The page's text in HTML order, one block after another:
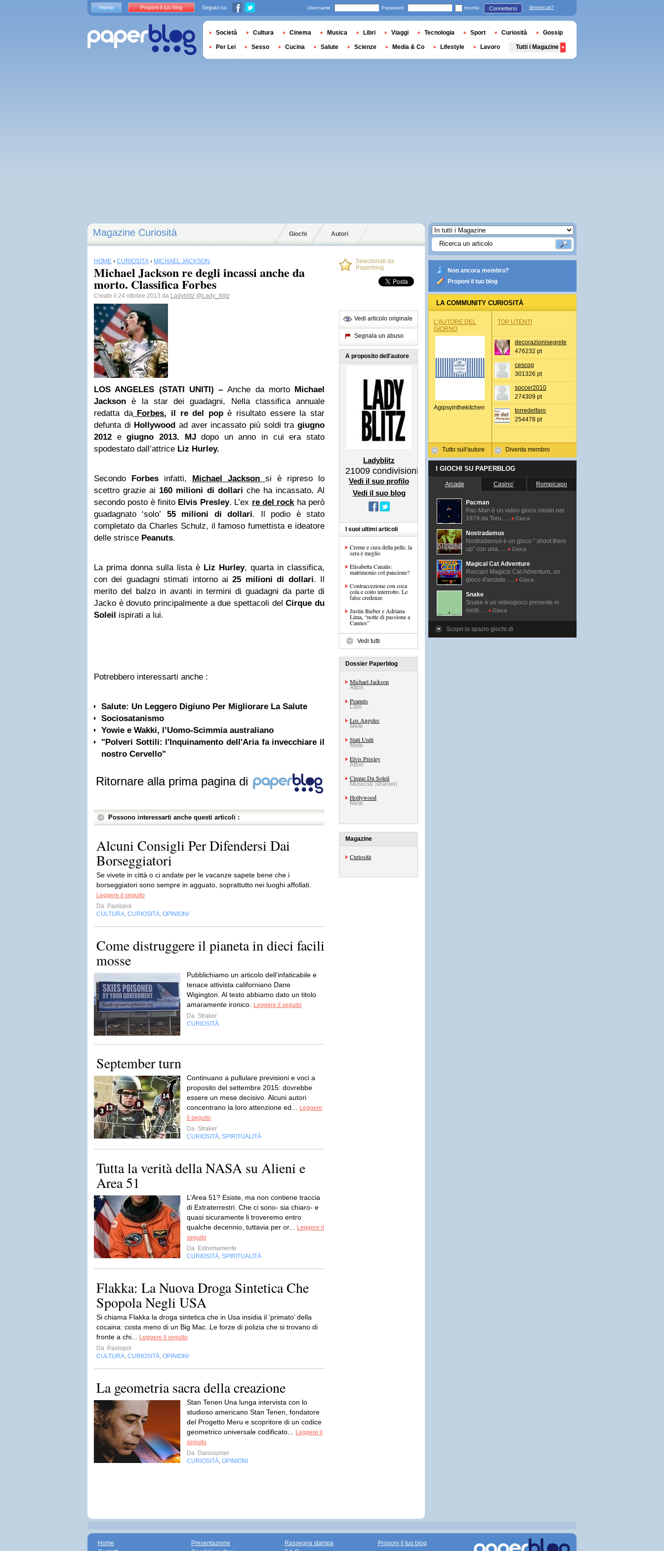
Magazine Curiosità Giochi Autori
HOME › CURIOSITÀ › MICHAEL JACKSON
Michael Jackson re degli incassi anche da
morto. Classifica Forbes
Creato il 24 ottobre 2013 da Ladyblitz @Lady_blitz
LOS ANGELES (STATI UNITI) –Anche da morto Michael
Jackson è la star dei guadagni. Nella classifica annuale
redatta daForbes, il re del popè risultato essere la star
defunta di Hollywood ad aver incassato più soldi tragiugno
2012 egiugno 2013. MJdopo un anno in cui era stato
spodestato dall’attrice Liz Hurley.
Secondo Forbes infatti, Michael Jackson si è ripreso lo
scettro grazie ai 160 milioni di dollari che ha incassato.Al
secondo posto è finito Elvis Presley. L’ex re del rockha però
guadagnato ‘solo’ 55 milioni di dollari. Il podio è stato
completato da Charles Schulz, il famoso fumettista e ideatore
delle strisce Peanuts.
La prima donna sulla lista è Liz Hurley, quarta in classifica,
con dei guadagni stimati intorno ai 25 milioni di dollari. Il
merito del balzo in avanti in termini di guadagni da parte di
Jacko è dovuto principalmente a due spettacoli delCirque du
Soleil ispirati a lui.
Potrebbero interessarti anche :
Salute: Un Leggero Digiuno Per Migliorare La Salute
Sociosatanismo
Yowie e Wakki, l’Uomo-Scimmia australiano
"Polveri Sottili: l'Inquinamento dell'Aria fa invecchiare il
nostro Cervello"
Ritornare alla prima pagina di
Possono interessarti anche questi articoli :
Alcuni Consigli Per Difendersi Dai
Borseggiatori
Se vivete in città o ci andate per le vacanze sapete bene che i
borseggiatori sono sempre in agguato, soprattutto nei luoghi affollati.
Leggere il seguito
Da Paolopol
CULTURA CURIOSITÀ OPINIONI
Come distruggere il pianeta in dieci facili
mosse
Pubblichiamo un articolo dell’infaticabile e
tenace attivista californiano Dane
Wigington. Al testo abbiamo dato un titolo
amaramente ironico.
Leggere il seguito
Da Straker
CURIOSITÀ
September turn
Continuano a pullulare previsioni e voci a
proposito del settembre 2015: dovrebbe
essere un mese decisivo. Alcuni autori
concentrano la loro attenzione ed...
Leggere
il seguito
Da Straker
CURIOSITÀ SPIRITUALITÀ
Tutta la verità della NASA su Alieni e
Area 51
L’Area 51? Esiste, ma non contiene traccia
di Extraterrestri. Che ci sono- sia chiaro- e
quasi sicuramente li troveremo entro
qualche decennio, tuttavia per or...
Leggere il
seguito
Da Extremamente
CURIOSITÀ SPIRITUALITÀ
Flakka: La Nuova Droga Sintetica Che
Spopola Negli USA
Si chiama Flakka la droga sintetica che in Usa insidia il ‘primato’ della
cocaina: costa meno di un Big Mac. Le forze di polizia che si trovano di
fronte a chi...
Leggere il seguito
Da Paolopol
CULTURA CURIOSITÀ OPINIONI
La geometria sacra della creazione
Stan Tenen Una lunga intervista con lo
studioso americano Stan Tenen, fondatore
del Progetto Meru e scopritore di un codice
geometrico universale codificato...
Leggere il
seguito
Da Dariosumer
CURIOSITÀ OPINIONI
Selezionati da
Paperblog
Vedi articolo originale
Segnala un abuso
A proposito dell'autore
Ladyblitz
21009 condivisioni
Vedi il suo profilo
Vedi il suo blog
I suoi ultimi articoli
Creme e cura della pelle, la
sera è meglio
Elisabetta Canalis:
matrimonio col pancione?
Contraccezione con coca
cola e coito interrotto. Le
false credenze
Justin Bieber e Adriana
Lima, “notte di passione a
Cannes”
Vedi tutti
Dossier Paperblog
Michael Jackson
Attori
Peanuts
Libri
Los Angeles
Mete
Stati Uniti
Mete
Elvis Presley
Attori
Cirque Du Soleil
Musicisti Stranieri
Hollywood
Mete
Magazine
Curiosità
Non ancora membro?
Proponi il tuo blog
LA COMMUNITY CURIOSITÀ
L'AUTORE DEL
GIORNO
Agipsyinthekitchen
Tutto sull'autore
TOP UTENTI
decorazionisegrete
476232 pt
cescog
301326 pt
soccer2010
274309 pt
torredelfaro
254478 pt
Diventa membro
I GIOCHI SU PAPERBLOG
Arcade Casino' Rompicapo
Pacman
Pac-Man é un video gioco creato nel
1979 da Toru......
Gioca
Nostradamus
Nostradamus è un gioco " shoot them
up" con una......
Gioca
Magical Cat Adventure
Riscopri Magical Cat Adventure, un
gioco d'arcade......
Gioca
Snake
Snake è un videogioco presente in
molti......
Gioca
Scopri lo spazio giochi di
Home Proponi il tuo blog Seguici su Username Password ricorda Connettersi dimenticati?
Società Cultura Cinema Musica Libri Viaggi Tecnologia Sport Curiosità Gossip
Per Lei Sesso Cucina Salute Scienze Media & Co Lifestyle Lavoro Tutti i Magazine
Home
Presentazione
Rassegna stampa
Proponi il tuo blog